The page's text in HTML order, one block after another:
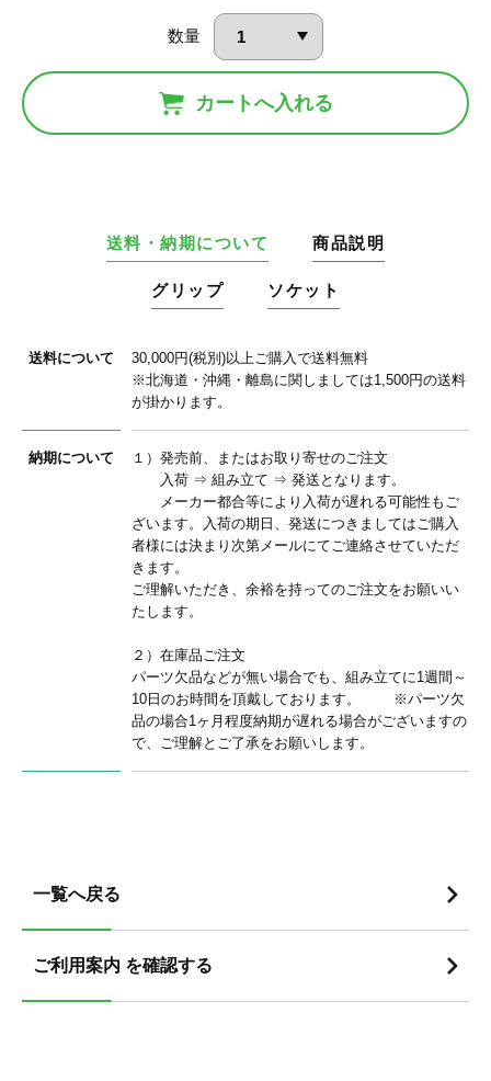
数量
カートへ入れる
送料・納期について 商品説明
グリップ ソケット
送料について
30,000円(税別)以上ご購入で送料無料
※北海道・沖縄・離島に関しましては1,500円の送料
が掛かります。
納期について
１）発売前、またはお取り寄せのご注文
入荷 ⇒ 組み立て ⇒ 発送となります。
メーカー都合等により入荷が遅れる可能性もご
ざいます。入荷の期日、発送につきましてはご購入
者様には決まり次第メールにてご連絡させていただ
きます。
ご理解いただき、余裕を持ってのご注文をお願いい
たします。
２）在庫品ご注文
パーツ欠品などが無い場合でも、組み立てに1週間～
10日のお時間を頂戴しております。 ※パーツ欠
品の場合1ヶ月程度納期が遅れる場合がございますの
で、ご理解とご了承をお願いします。
一覧へ戻る
ご利用案内 を確認する